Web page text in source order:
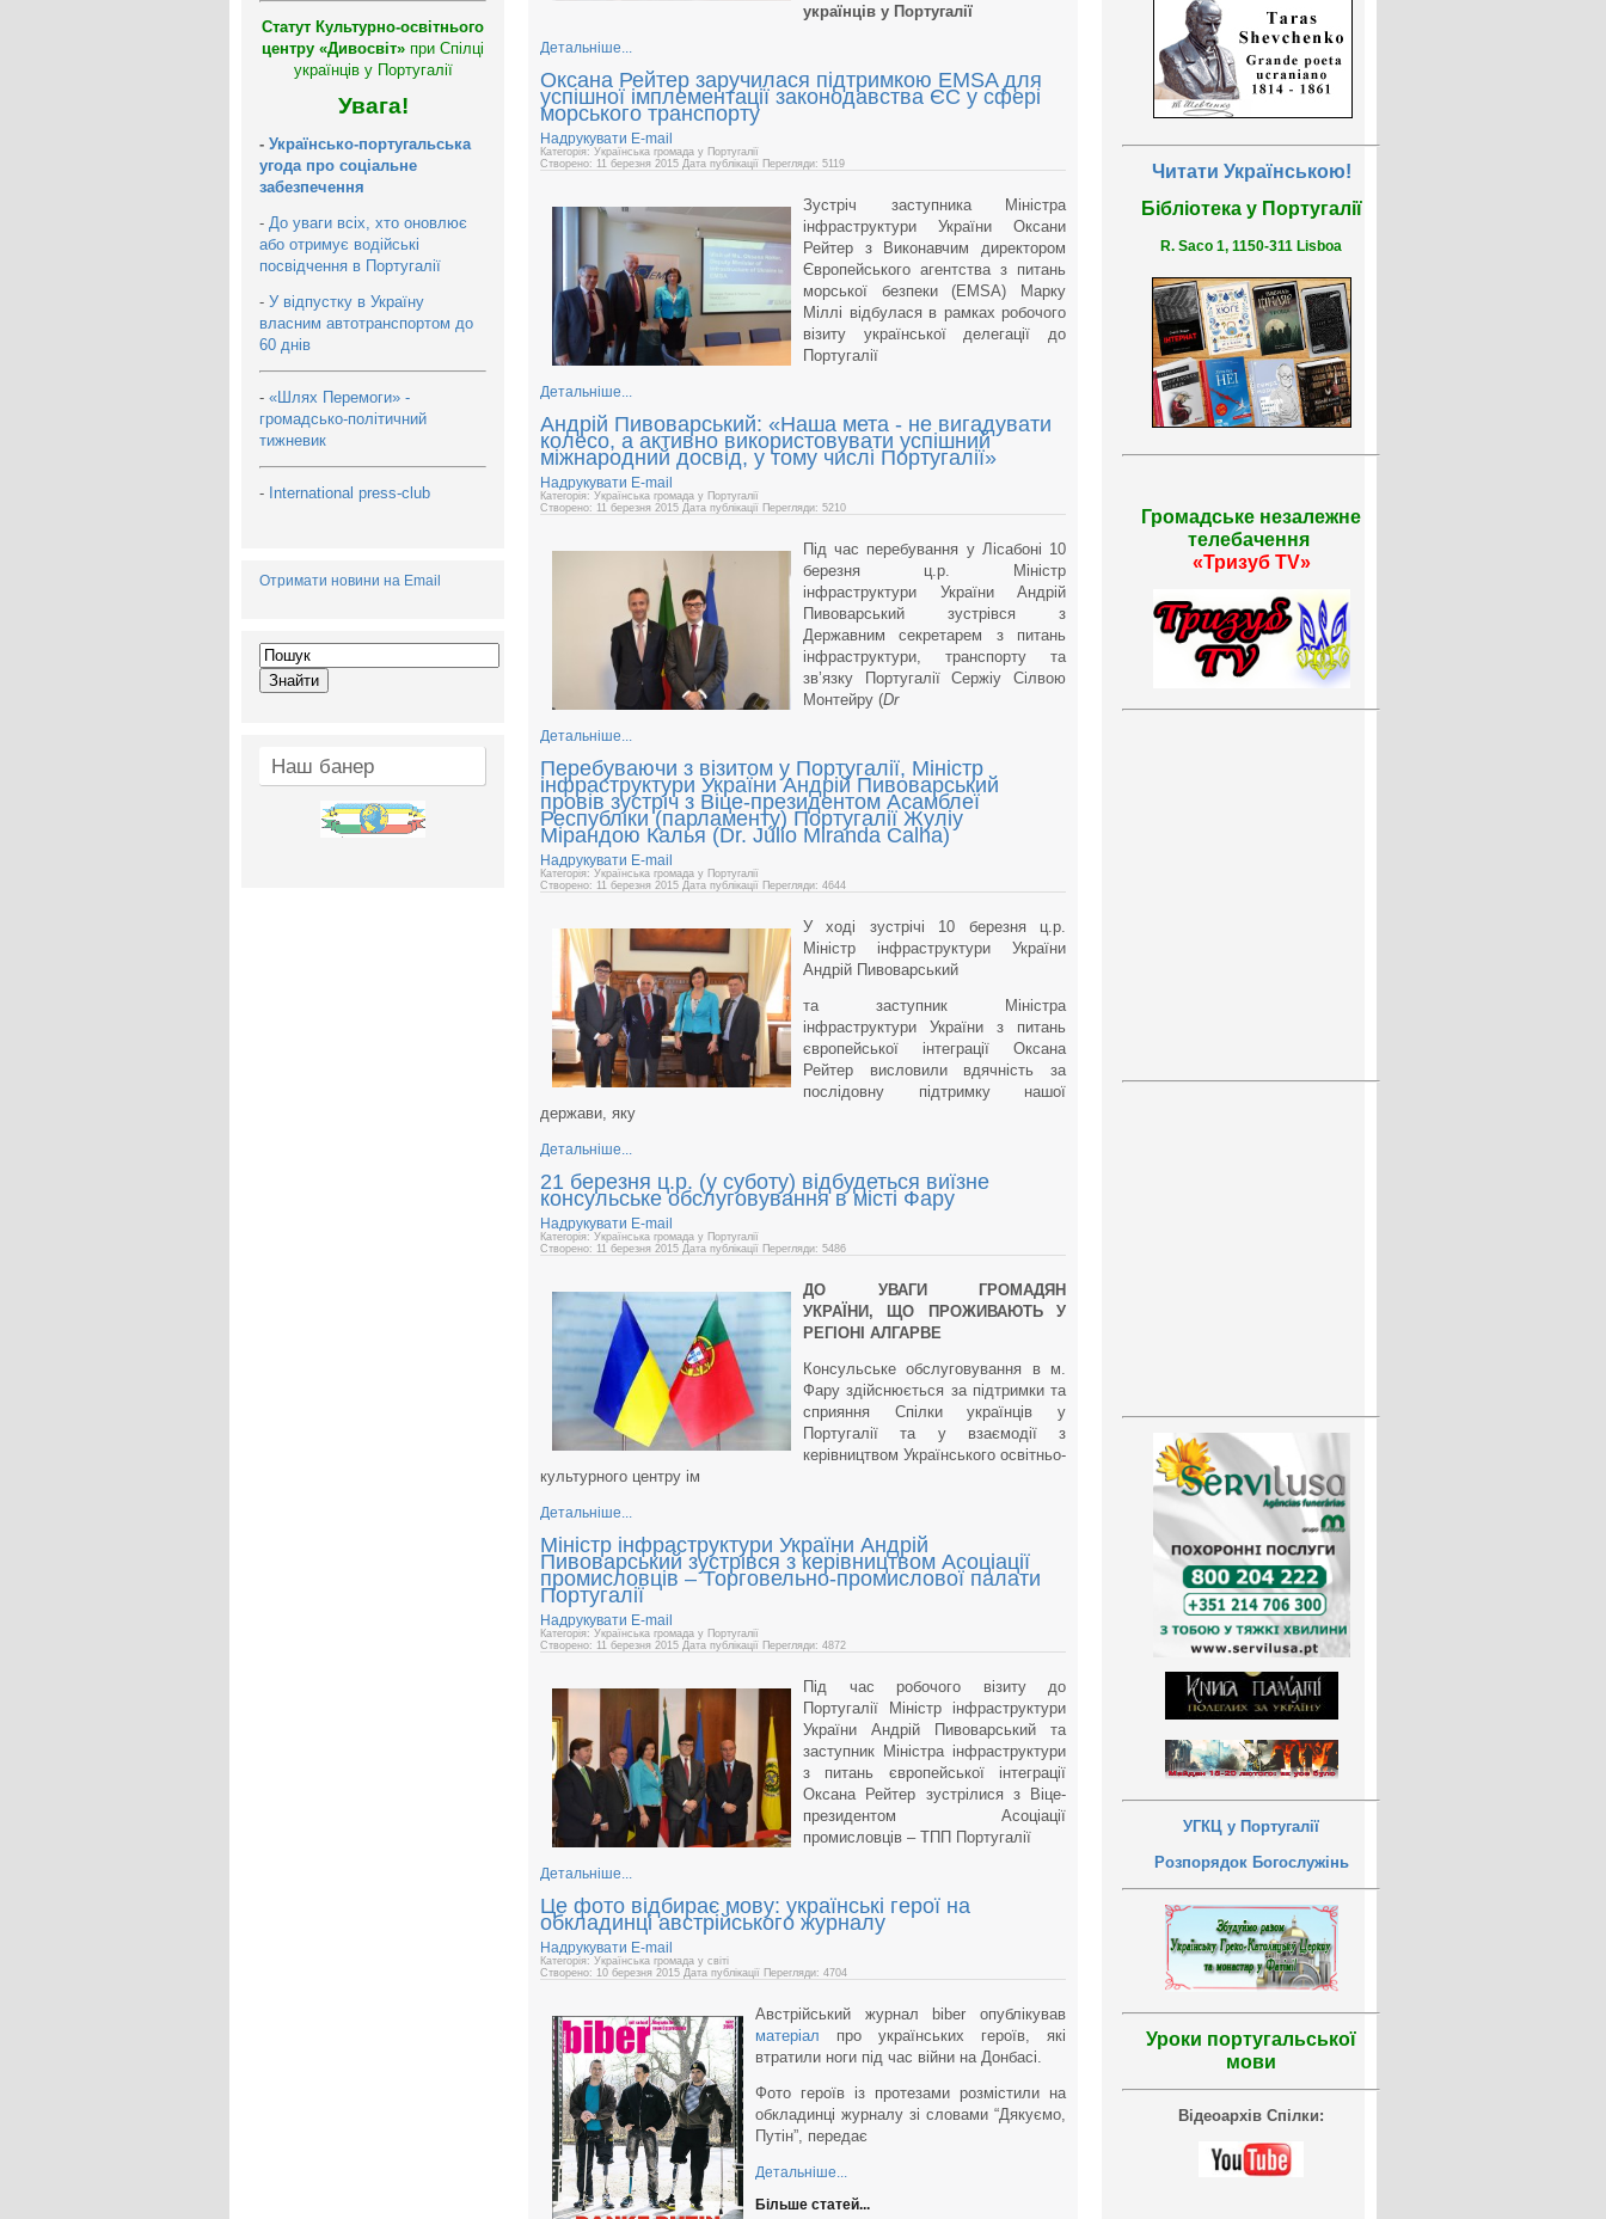
Статут Культурно-освітнього
центру «Дивосвіт» при Спілці
українців у Португалії
Увага!
- Українсько-португальська
угода про соціальне
забезпечення
- До уваги всіх, хто оновлює
або отримує водійські
посвідчення в Португалії
- У відпустку в Україну
власним автотранспортом до
60 днів
- «Шлях Перемоги» -
громадсько-політичний
тижневик
- International press-club
Отримати новини на Email
Наш банер
українців у Португалії
Детальніше...
Оксана Рейтер заручилася підтримкою EMSA для
успішної імплементації законодавства ЄС у сфері
морського транспорту
Надрукувати E-mail
Категорія: Українська громада у Португалії
Створено: 11 березня 2015 Дата публікації Перегляди: 5119
Зустріч заступника Міністра
інфраструктури України Оксани
Рейтер з Виконавчим директором
Європейського агентства з питань
морської безпеки (EMSA) Марку
Міллі відбулася в рамках робочого
візиту української делегації до
Португалії
Детальніше...
Андрій Пивоварський: «Наша мета - не вигадувати
колесо, а активно використовувати успішний
міжнародний досвід, у тому числі Португалії»
Надрукувати E-mail
Категорія: Українська громада у Португалії
Створено: 11 березня 2015 Дата публікації Перегляди: 5210
Під час перебування у Лісабоні 10
березня ц.р. Міністр
інфраструктури України Андрій
Пивоварський зустрівся з
Державним секретарем з питань
інфраструктури, транспорту та
зв’язку Португалії Сержіу Сілвою
Монтейру (Dr
Детальніше...
Перебуваючи з візитом у Португалії, Міністр
інфраструктури України Андрій Пивоварський
провів зустріч з Віце-президентом Асамблеї
Республіки (парламенту) Португалії Жуліу
Мірандою Калья (Dr. Júlio Miranda Calha)
Надрукувати E-mail
Категорія: Українська громада у Португалії
Створено: 11 березня 2015 Дата публікації Перегляди: 4644
У ході зустрічі 10 березня ц.р.
Міністр інфраструктури України
Андрій Пивоварський
та заступник Міністра
інфраструктури України з питань
європейської інтеграції Оксана
Рейтер висловили вдячність за
послідовну підтримку нашої
держави, яку
Детальніше...
21 березня ц.р. (у суботу) відбудеться виїзне
консульське обслуговування в місті Фару
Надрукувати E-mail
Категорія: Українська громада у Португалії
Створено: 11 березня 2015 Дата публікації Перегляди: 5486
ДО УВАГИ ГРОМАДЯН
УКРАЇНИ, ЩО ПРОЖИВАЮТЬ У
РЕГІОНІ АЛГАРВЕ
Консульське обслуговування в м.
Фару здійснюється за підтримки та
сприяння Спілки українців у
Португалії та у взаємодії з
керівництвом Українського освітньо-
культурного центру ім
Детальніше...
Міністр інфраструктури України Андрій
Пивоварський зустрівся з керівництвом Асоціації
промисловців – Торговельно-промислової палати
Португалії
Надрукувати E-mail
Категорія: Українська громада у Португалії
Створено: 11 березня 2015 Дата публікації Перегляди: 4872
Під час робочого візиту до
Португалії Міністр інфраструктури
України Андрій Пивоварський та
заступник Міністра інфраструктури
з питань європейської інтеграції
Оксана Рейтер зустрілися з Віце-
президентом Асоціації
промисловців – ТПП Португалії
Детальніше...
Це фото відбирає мову: українські герої на
обкладинці австрійського журналу
Надрукувати E-mail
Категорія: Українська громада у світі
Створено: 10 березня 2015 Дата публікації Перегляди: 4704
Австрійський журнал biber опублікував
матеріал про українських героїв, які
втратили ноги під час війни на Донбасі.
Фото героїв із протезами розмістили на
обкладинці журналу зі словами “Дякуємо,
Путін”, передає
Детальніше...
Більше статей...
Читати Українською!
Бібліотека у Португалії
R. Saco 1, 1150-311 Lisboa
Громадське незалежне
телебачення
«Тризуб TV»
УГКЦ у Португалії
Розпорядок Богослужінь
Уроки португальської
мови
Відеоархів Спілки: